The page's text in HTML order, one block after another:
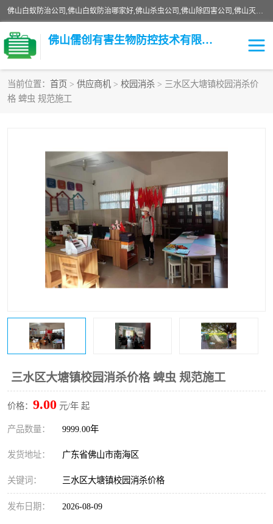
佛山白蚁防治公司,佛山白蚁防治哪家好,佛山杀虫公司,佛山除四害公司,佛山灭白蚁公司,佛山白蚁防治佛山儒创有害生物防治有限公司是一家佛山杀虫公司、佛山除四害公司、佛山灭白蚁公司、佛山白蚁防治公司，让您远离虫害困扰。要问佛山白蚁防治哪家好？佛山儒创有害生物防治有限公司全佛山、广州，正规公司，上门勘查，可靠，售后有保障。
佛山儒创有害生物防控技术有限公司
当前位置： 首页 > 供应商机 > 校园消杀 > 三水区大塘镇校园消杀价
格 蜱虫 规范施工
三水区大塘镇校园消杀价格 蜱虫 规范施工
价格： 9.00 元/年 起
产品数量： 9999.00年
发货地址： 广东省佛山市南海区
关键词： 三水区大塘镇校园消杀价格
发布日期： 2026-08-09
白蚁消杀
校园消杀 园区消杀
害虫防治